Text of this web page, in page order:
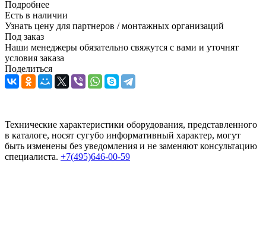
Подробнее
Есть в наличии
Узнать цену для партнеров / монтажных организаций
Под заказ
Наши менеджеры обязательно свяжутся с вами и уточнят
условия заказа
Поделиться
Технические характеристики оборудования, представленного
в каталоге, носят сугубо информативный характер, могут
быть изменены без уведомления и не заменяют консультацию
специалиста. +7(495)646-00-59